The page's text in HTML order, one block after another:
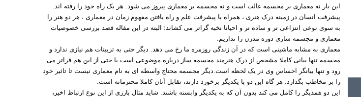
این بار نه معماری بر مجسمه غالب است و نه مجسمه بر معماری پیروز می شود. هر یک راه خود را رفته اند.
پیشرفت انسان در زمینه درک هنری ، همراه با پیشرفت علم و راه یافتن مفهوم زمان در معماری ، هر دو هنر را
به سوی نوعی انتزاعی تر و ساده تر و احیانا نخبه گراتر می کشاند؛ البته در این مقاله قصد بررسی خصوصیات
معماری و مجسمه سازی دوره مدرن را نداریم.
معماری به مشابه ماشینی است که در آن زندگی روزمره ما رخ می دهد. دیگر حتی به تزیینات هم نیازی ندارد و
مجسمه تنها بیانی کاملا مشخص از درک هنرمند مجسمه ساز درباره موضوعی است یا حتی از این هم فراتر می
رود و تنها بیانگر احساس وی در یک لحظه است.دیگر مجسمه محتاج واسطه ای به نام معماری نیست تا تاثیر خود
را بر مخاطب بگذارد. هر گاه این دو با یکدیگر برخورد دارند، تقابل آنان کاملا محترمانه است.
این دو همدیگر را کامل می کند بدون آن که به یکدیگر وابسته باشند. شاید مثال بارزی از این نوع ارتباط اخیر،